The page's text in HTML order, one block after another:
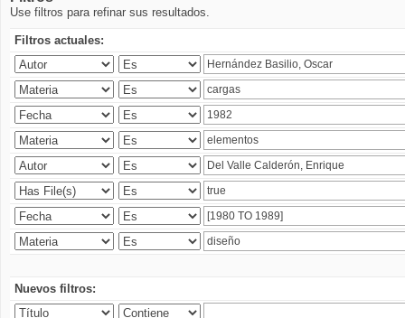
Use filtros para refinar sus resultados.
Filtros actuales:
Nuevos filtros: